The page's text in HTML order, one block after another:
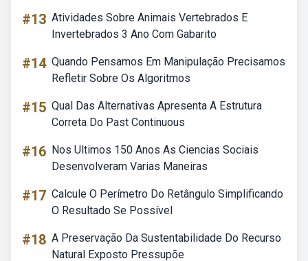
#13 Atividades Sobre Animais Vertebrados E
Invertebrados 3 Ano Com Gabarito
#14 Quando Pensamos Em Manipulação Precisamos
Refletir Sobre Os Algoritmos
#15 Qual Das Alternativas Apresenta A Estrutura
Correta Do Past Continuous
#16 Nos Ultimos 150 Anos As Ciencias Sociais
Desenvolveram Varias Maneiras
#17 Calcule O Perímetro Do Retângulo Simplificando
O Resultado Se Possível
#18 A Preservação Da Sustentabilidade Do Recurso
Natural Exposto Pressupõe